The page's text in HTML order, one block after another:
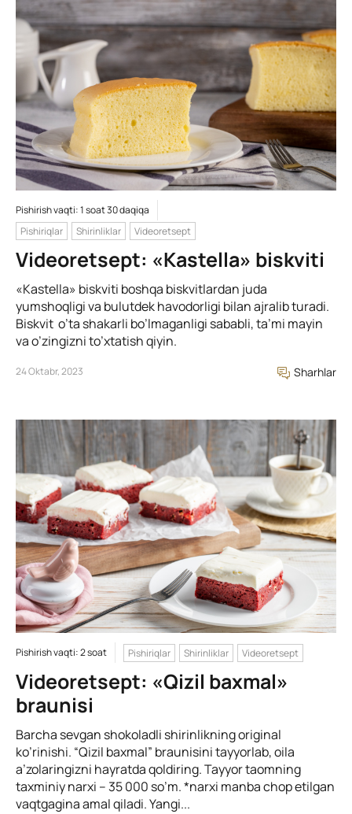
Pishirish vaqti: 1 soat 30 daqiqa
Pishiriqlar
Shirinliklar Videoretsept
Videoretsept: «Kastella» biskviti
«Kastella» biskviti boshqa biskvitlardan juda
yumshoqligi va bulutdek havodorligi bilan ajralib turadi.
Biskvit o’ta shakarli bo’lmaganligi sababli, ta’mi mayin
va o’zingizni to’xtatish qiyin.
24 Oktabr, 2023 Sharhlar
Pishirish vaqti: 2 soat Pishiriqlar Shirinliklar Videoretsept
Videoretsept: «Qizil baxmal»
braunisi
Barcha sevgan shokoladli shirinlikning original
ko’rinishi. “Qizil baxmal” braunisini tayyorlab, oila
a’zolaringizni hayratda qoldiring. Tayyor taomning
taxminiy narxi – 35 000 so’m. *narxi manba chop etilgan
vaqtgagina amal qiladi. Yangi...